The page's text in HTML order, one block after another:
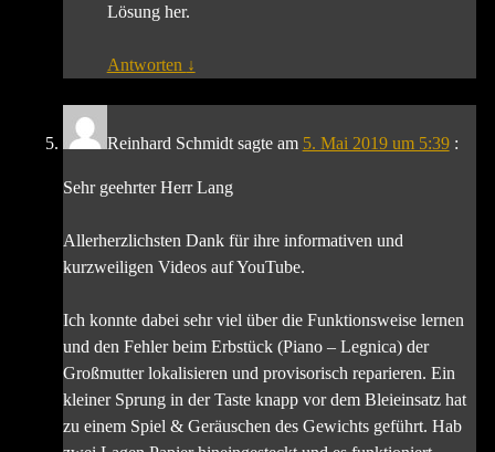
Lösung her.
Antworten ↓
Reinhard Schmidtsagte am 5. Mai 2019 um 5:39 :
Sehr geehrter Herr Lang
Allerherzlichsten Dank für ihre informativen und
kurzweiligen Videos auf YouTube.
Ich konnte dabei sehr viel über die Funktionsweise lernen
und den Fehler beim Erbstück (Piano – Legnica) der
Großmutter lokalisieren und provisorisch reparieren. Ein
kleiner Sprung in der Taste knapp vor dem Bleieinsatz hat
zu einem Spiel & Geräuschen des Gewichts geführt. Hab